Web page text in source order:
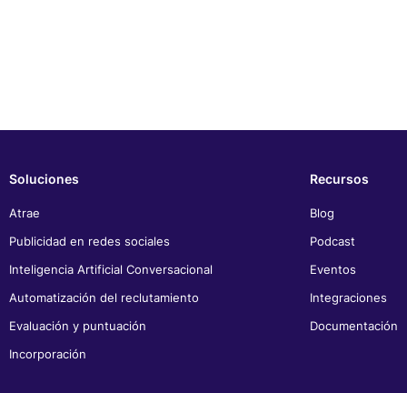
Soluciones
Atrae
Publicidad en redes sociales
Inteligencia Artificial Conversacional
Automatización del reclutamiento
Evaluación y puntuación
Incorporación
Recursos
Blog
Podcast
Eventos
Integraciones
Documentación